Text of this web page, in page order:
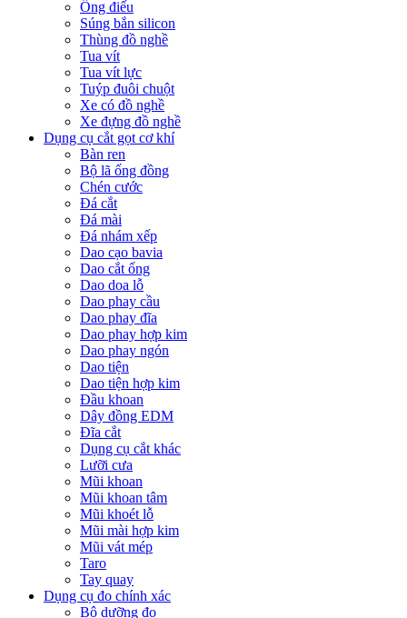
Ống điếu
Súng bắn silicon
Thùng đồ nghề
Tua vít
Tua vít lực
Tuýp đuôi chuột
Xe có đồ nghề
Xe đựng đồ nghề
Dụng cụ cắt gọt cơ khí
Bàn ren
Bộ lã ống đồng
Chén cước
Đá cắt
Đá mài
Đá nhám xếp
Dao cạo bavia
Dao cắt ống
Dao doa lỗ
Dao phay cầu
Dao phay đĩa
Dao phay hợp kim
Dao phay ngón
Dao tiện
Dao tiện hợp kim
Đầu khoan
Dây đồng EDM
Đĩa cắt
Dụng cụ cắt khác
Lưỡi cưa
Mũi khoan
Mũi khoan tâm
Mũi khoét lỗ
Mũi mài hợp kim
Mũi vát mép
Taro
Tay quay
Dụng cụ đo chính xác
Bộ dưỡng đo